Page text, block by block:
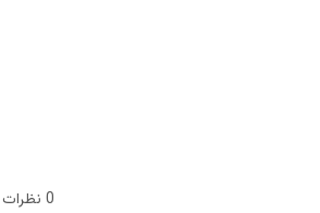
0 نظرات